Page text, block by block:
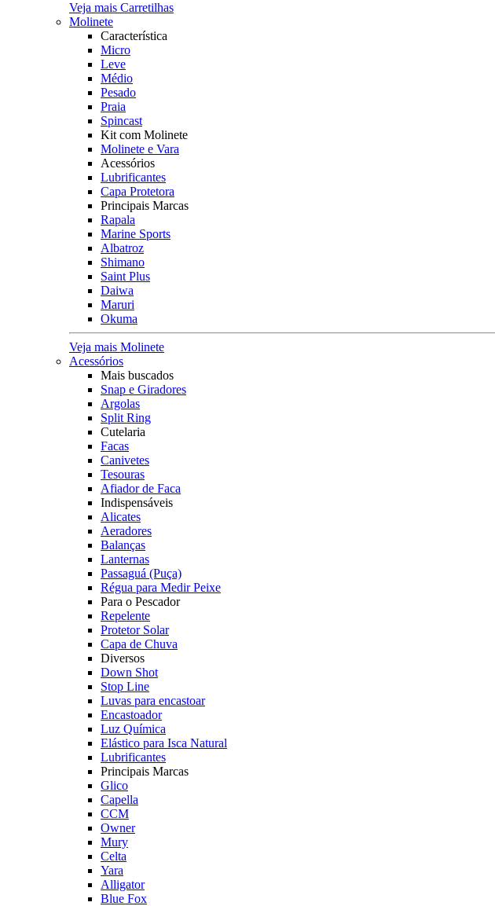
Veja mais Carretilhas
Molinete
Característica
Micro
Leve
Médio
Pesado
Praia
Spincast
Kit com Molinete
Molinete e Vara
Acessórios
Lubrificantes
Capa Protetora
Principais Marcas
Rapala
Marine Sports
Albatroz
Shimano
Saint Plus
Daiwa
Maruri
Okuma
Veja mais Molinete
Acessórios
Mais buscados
Snap e Giradores
Argolas
Split Ring
Cutelaria
Facas
Canivetes
Tesouras
Afiador de Faca
Indispensáveis
Alicates
Aeradores
Balanças
Lanternas
Passaguá (Puça)
Régua para Medir Peixe
Para o Pescador
Repelente
Protetor Solar
Capa de Chuva
Diversos
Down Shot
Stop Line
Luvas para encastoar
Encastoador
Luz Química
Elástico para Isca Natural
Lubrificantes
Principais Marcas
Glico
Capella
CCM
Owner
Mury
Celta
Yara
Alligator
Blue Fox